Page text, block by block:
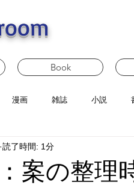
Book
漫画 雑誌 小説
案の整理
読了時間: 1分